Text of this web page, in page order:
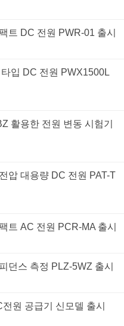
트 DC 전원 PWR-01 출시
입 DC 전원 PWX1500L
활용한 전원 변동 시험기
압 대용량 DC 전원 PAT-T
트 AC 전원 PCR-MA 출시
던스 측정 PLZ-5WZ 출시
원 공급기 신모델 출시